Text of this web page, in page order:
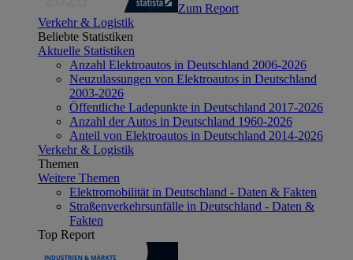
Zum Report
Verkehr & Logistik
Beliebte Statistiken
Aktuelle Statistiken
Anzahl Elektroautos in Deutschland 2006-2026
Neuzulassungen von Elektroautos in Deutschland
2003-2026
Öffentliche Ladepunkte in Deutschland 2017-2026
Anzahl der Autos in Deutschland 1960-2026
Anteil von Elektroautos in Deutschland 2014-2026
Verkehr & Logistik
Themen
Weitere Themen
Elektromobilität in Deutschland - Daten & Fakten
Straßenverkehrsunfälle in Deutschland - Daten &
Fakten
Top Report